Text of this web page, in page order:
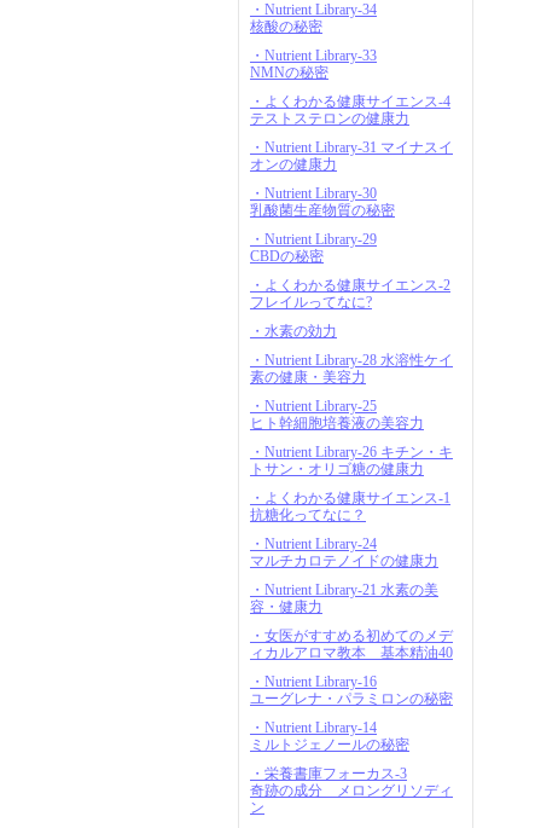
・Nutrient Library-34
核酸の秘密
・Nutrient Library-33
NMNの秘密
・よくわかる健康サイエンス-4
テストステロンの健康力
・Nutrient Library-31 マイナスイ
オンの健康力
・Nutrient Library-30
乳酸菌生産物質の秘密
・Nutrient Library-29
CBDの秘密
・よくわかる健康サイエンス-2
フレイルってなに?
・水素の効力
・Nutrient Library-28 水溶性ケイ
素の健康・美容力
・Nutrient Library-25
ヒト幹細胞培養液の美容力
・Nutrient Library-26 キチン・キ
トサン・オリゴ糖の健康力
・よくわかる健康サイエンス-1
抗糖化ってなに？
・Nutrient Library-24
マルチカロテノイドの健康力
・Nutrient Library-21 水素の美
容・健康力
・女医がすすめる初めてのメデ
ィカルアロマ教本 基本精油40
・Nutrient Library-16
ユーグレナ・パラミロンの秘密
・Nutrient Library-14
ミルトジェノールの秘密
・栄養書庫フォーカス-3
奇跡の成分 メロングリソディ
ン